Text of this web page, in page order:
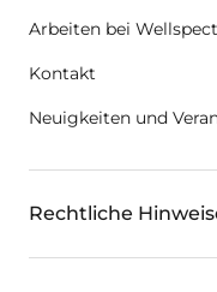
Arbeiten bei Wellspect
Kontakt
Neuigkeiten und
Rechtliche